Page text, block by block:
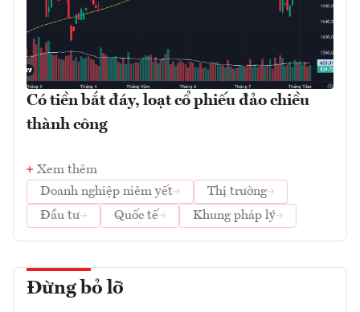
Có tiền bắt đáy, loạt cổ phiếu đảo chiều
thành công
Xem thêm
Doanh nghiệp niêm yết
Thị trường
Đầu tư
Quốc tế Khung pháp lý
Đừng bỏ lỡ